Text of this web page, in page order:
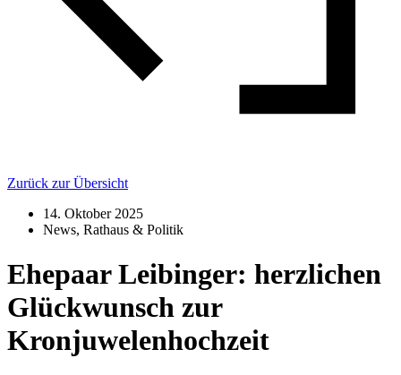
Zurück zur Übersicht
14. Oktober 2025
News, Rathaus & Politik
Ehepaar Leibinger: herzlichen
Glückwunsch zur
Kronjuwelenhochzeit